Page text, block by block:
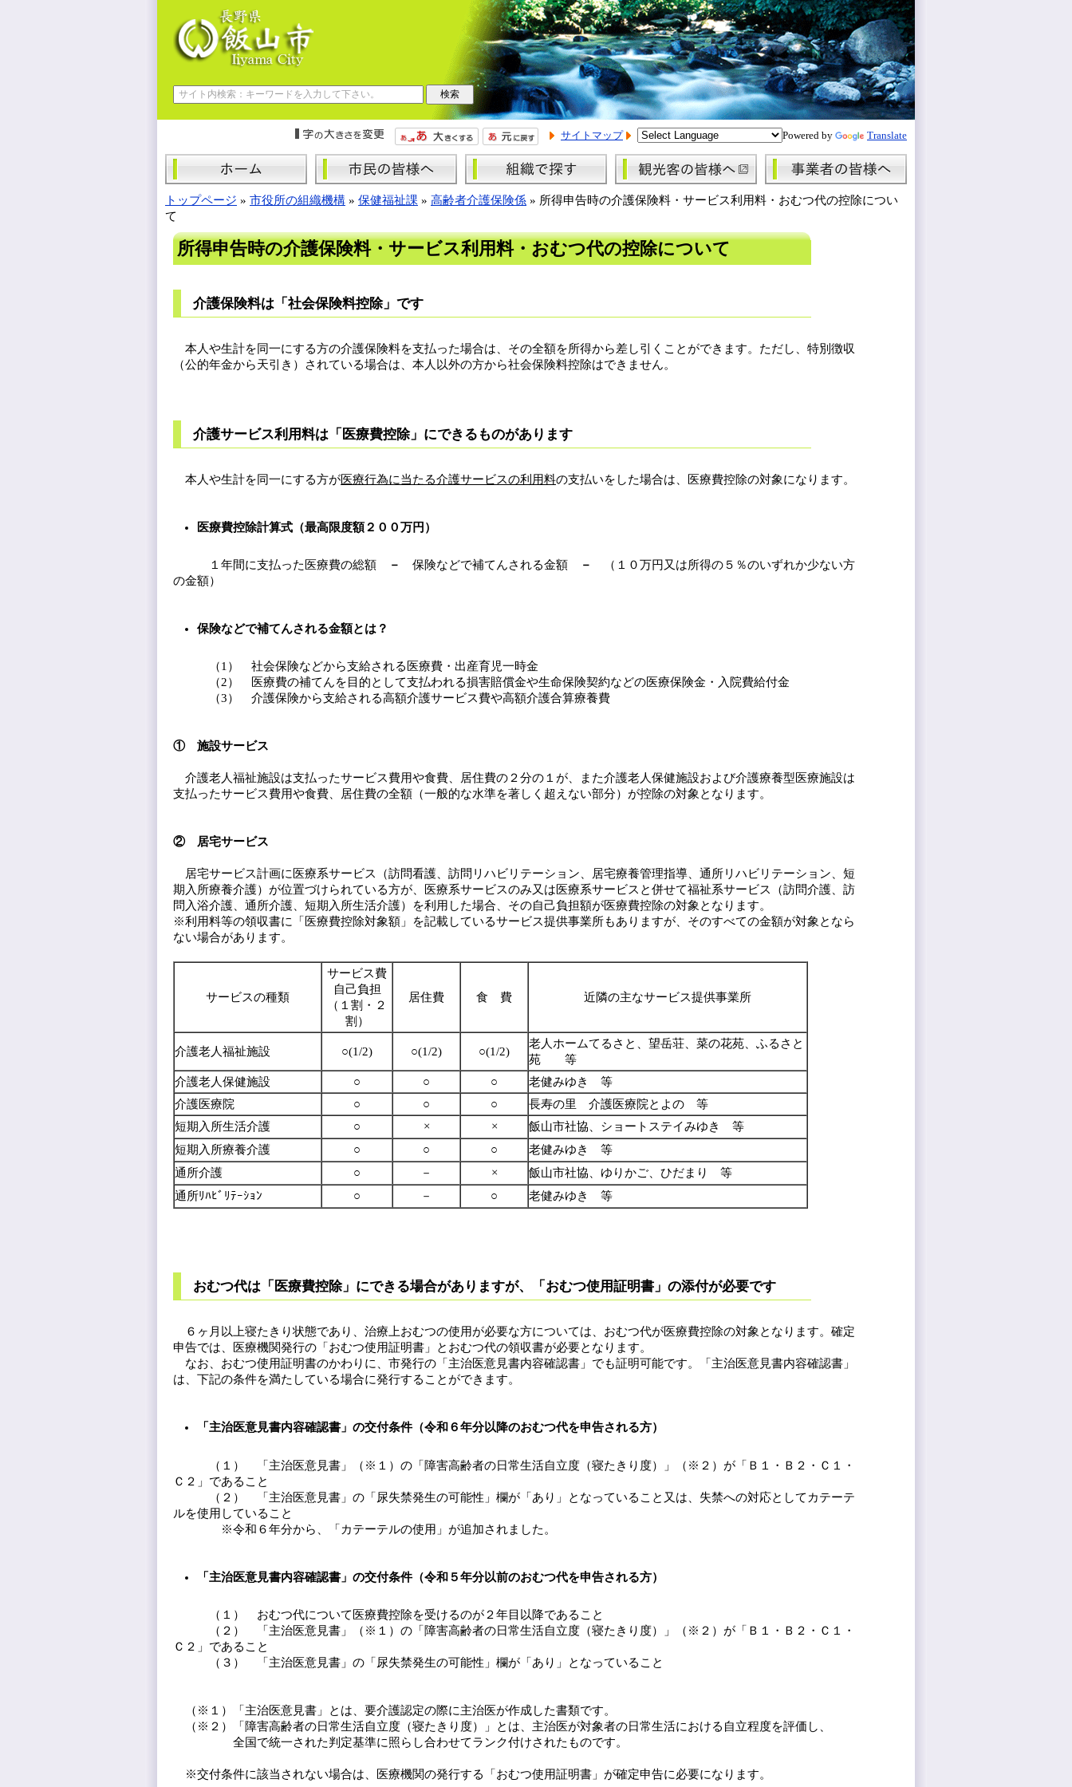
サイトマップ Powered by Translate
トップページ » 市役所の組織機構 » 保健福祉課 » 高齢者介護保険係 » 所得申告時の介護保険料・サービス利用料・おむつ代の控除につい
て
所得申告時の介護保険料・サービス利用料・おむつ代の控除について
介護保険料は「社会保険料控除」です
本人や生計を同一にする方の介護保険料を支払った場合は、その全額を所得から差し引くことができます。ただし、特別徴収
（公的年金から天引き）されている場合は、本人以外の方から社会保険料控除はできません。
介護サービス利用料は「医療費控除」にできるものがあります
本人や生計を同一にする方が医療行為に当たる介護サービスの利用料の支払いをした場合は、医療費控除の対象になります。
医療費控除計算式（最高限度額２００万円）
１年間に支払った医療費の総額 － 保険などで補てんされる金額 －
（１０万円又は所得の５％のいずれか少ない方
の金額）
保険などで補てんされる金額とは？
（1） 社会保険などから支給される医療費・出産育児一時金
（2） 医療費の補てんを目的として支払われる損害賠償金や生命保険契約などの医療保険金・入院費給付金
（3） 介護保険から支給される高額介護サービス費や高額介護合算療養費
① 施設サービス
介護老人福祉施設は支払ったサービス費用や食費、居住費の２分の１が、また介護老人保健施設および介護療養型医療施設は
支払ったサービス費用や食費、居住費の全額（一般的な水準を著しく超えない部分）が控除の対象となります。
② 居宅サービス
居宅サービス計画に医療系サービス（訪問看護、訪問リハビリテーション、居宅療養管理指導、通所リハビリテーション、短
期入所療養介護）が位置づけられている方が、医療系サービスのみ又は医療系サービスと併せて福祉系サービス（訪問介護、訪
問入浴介護、通所介護、短期入所生活介護）を利用した場合、その自己負担額が医療費控除の対象となります。
※利用料等の領収書に「医療費控除対象額」を記載しているサービス提供事業所もありますが、そのすべての金額が対象となら
ない場合があります。
サービスの種類
サービス費
自己負担
（１割・２
割）
居住費 食 費 近隣の主なサービス提供事業所
介護老人福祉施設 ○(1/2) ○(1/2) ○(1/2)
老人ホームてるさと、望岳荘、菜の花苑、ふるさと
苑 等
介護老人保健施設
○ ○ ○
老健みゆき 等
介護医療院
○ ○ ○
長寿の里 介護医療院とよの 等
短期入所生活介護
○ × ×
飯山市社協、ショートステイみゆき 等
短期入所療養介護
○ ○ ○
老健みゆき 等
通所介護
○ － ×
飯山市社協、ゆりかご、ひだまり 等
通所ﾘﾊﾋﾞﾘﾃｰｼｮﾝ
○ － ○ 老健みゆき 等
おむつ代は「医療費控除」にできる場合がありますが、「おむつ使用証明書」の添付が必要です
６ヶ月以上寝たきり状態であり、治療上おむつの使用が必要な方については、おむつ代が医療費控除の対象となります。確定
申告では、医療機関発行の「おむつ使用証明書」とおむつ代の領収書が必要となります。
なお、おむつ使用証明書のかわりに、市発行の「主治医意見書内容確認書」でも証明可能です。「主治医意見書内容確認書」
は、下記の条件を満たしている場合に発行することができます。
「主治医意見書内容確認書」の交付条件（令和６年分以降のおむつ代を申告される方）
（１） 「主治医意見書」（※１）の「障害高齢者の日常生活自立度（寝たきり度）」（※２）が「Ｂ１・Ｂ２・Ｃ１・
Ｃ２」であること
（２） 「主治医意見書」の「尿失禁発生の可能性」欄が「あり」となっていること又は、失禁への対応としてカテーテ
ルを使用していること
※令和６年分から、「カテーテルの使用」が追加されました。
「主治医意見書内容確認書」の交付条件（令和５年分以前のおむつ代を申告される方）
（１） おむつ代について医療費控除を受けるのが２年目以降であること
（２） 「主治医意見書」（※１）の「障害高齢者の日常生活自立度（寝たきり度）」（※２）が「Ｂ１・Ｂ２・Ｃ１・
Ｃ２」であること
（３） 「主治医意見書」の「尿失禁発生の可能性」欄が「あり」となっていること
（※１）「主治医意見書」とは、要介護認定の際に主治医が作成した書類です。
（※２）「障害高齢者の日常生活自立度（寝たきり度）」とは、主治医が対象者の日常生活における自立程度を評価し、
全国で統一された判定基準に照らし合わせてランク付けされたものです。
※交付条件に該当されない場合は、医療機関の発行する「おむつ使用証明書」が確定申告に必要になります。